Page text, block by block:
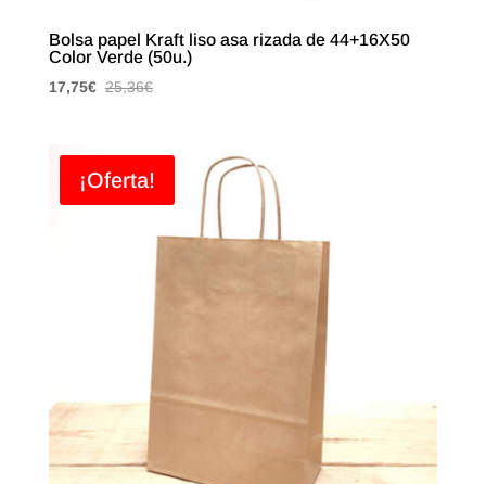
Bolsa papel Kraft liso asa rizada de 44+16X50
Color Verde (50u.)
17,75€ 25,36€
¡Oferta!